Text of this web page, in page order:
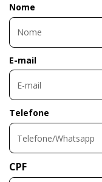
Nome
E-mail
Telefone
CPF